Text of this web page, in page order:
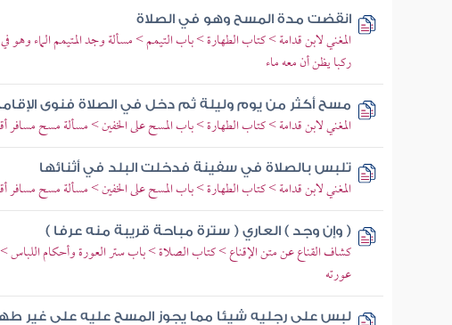
انقضت مدة المسح وهو في الصلاة
المغني لابن قدامة > كتاب الطهارة > باب التيمم > مسألة وجد المتيمم الماء
ركبا يظن أن معه ماء
مسح أكثر من يوم وليلة ثم دخل في الصلاة فنوى
المغني لابن قدامة > كتاب الطهارة > باب المسح على الخفين > مسألة مسح مسافر
تلبس بالصلاة في سفينة فدخلت البلد في أثنائها
المغني لابن قدامة > كتاب الطهارة > باب المسح على الخفين > مسألة مسح مسافر
( وإن وجد ) العاري ( سترة مباحة قريبة منه عرفا )
كشاف القناع عن متن الإقناع > كتاب الصلاة > باب ستر العورة وأحكام اللباس
عورته
لبس على رجليه شيئا مما يجوز المسح عليه على غير